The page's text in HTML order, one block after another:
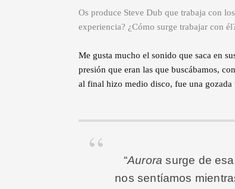
Os produce Steve Dub que trabaja con
experiencia? ¿Cómo surge trabajar con
Me gusta mucho el sonido que saca en
presión que eran las que buscábamos,
al final hizo medio disco, fue una gozada
“Aurora surge de
nos sentíamos